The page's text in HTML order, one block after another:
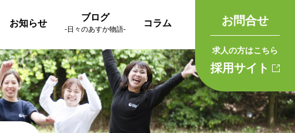
お知らせ
ブログ
-日々のあすか物語-
コラム お問合せ
求人の方はこちら
採用サイト